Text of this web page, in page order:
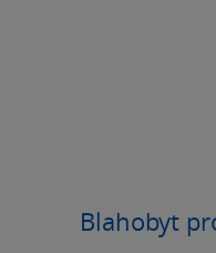
Blahobyt